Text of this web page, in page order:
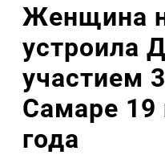
Женщина
устроила
участием
Самаре 19
года